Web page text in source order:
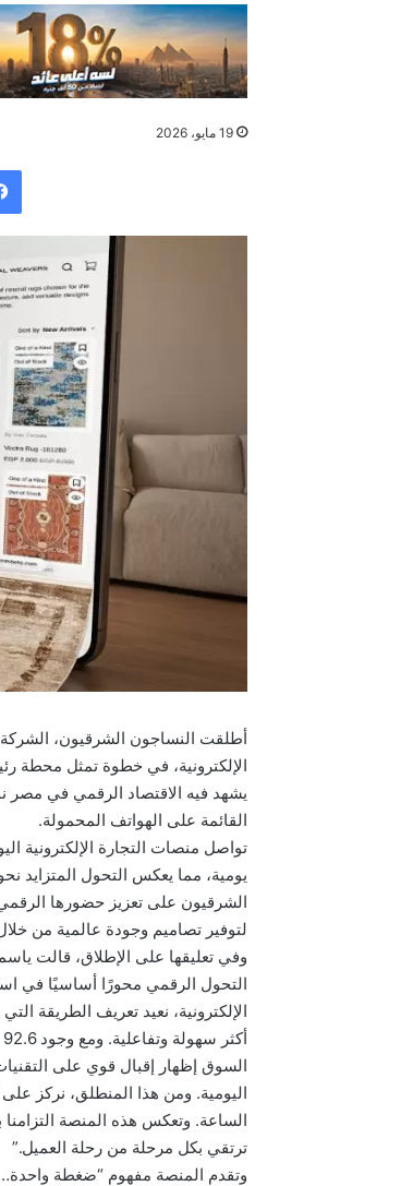
19 مايو، 2026
أطلقت النساجون الشرقيون،
الإلكترونية، في خطوة تمثل محطة
يشهد فيه الاقتصاد الرقمي في مصر
القائمة على الهواتف المحمولة.
يومية، مما يعكس التحول المتزايد
الشرقيون على تعزيز حضورها
لتوفير تصاميم وجودة عالمية من
وفي تعليقها على الإطلاق، قالت
التحول الرقمي محورًا أساسيًا في
الإلكترونية، نعيد تعريف الطريقة
السوق إظهار إقبال قوي على التقنيات
اليومية. ومن هذا المنطلق، نركز
الساعة. وتعكس هذه المنصة التزامنا
ترتقي بكل مرحلة من رحلة العميل.”
وتقدم المنصة مفهوم “ضغطة